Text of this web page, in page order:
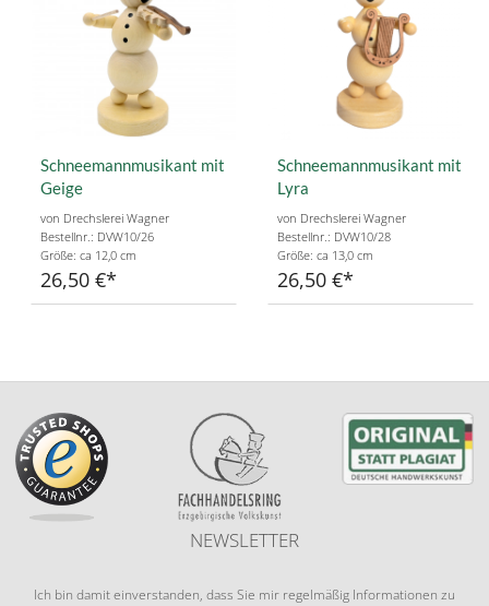
Schneemannmusikant mit
Geige
von Drechslerei Wagner
Bestellnr.: DVW10/26
Größe: ca 12,0 cm
26,50 €
Schneemannmusikant mit
Lyra
von Drechslerei Wagner
Bestellnr.: DVW10/28
Größe: ca 13,0 cm
26,50 €
NEWSLETTER
Ich bin damit einverstanden, dass Sie mir regelmäßig Informationen zu